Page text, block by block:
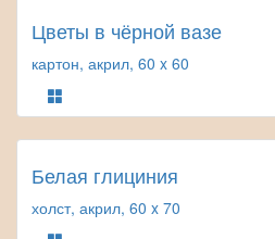
Цветы в чёрной вазе
картон, акрил, 60 x 60
Белая глициния
холст, акрил, 60 x 70